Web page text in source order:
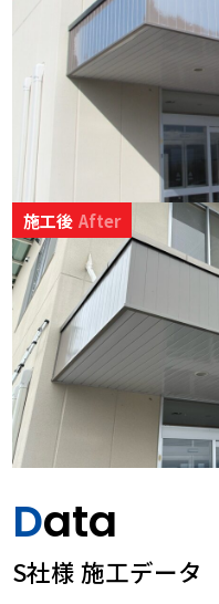
施工後 After
Data
S社様 施工データ